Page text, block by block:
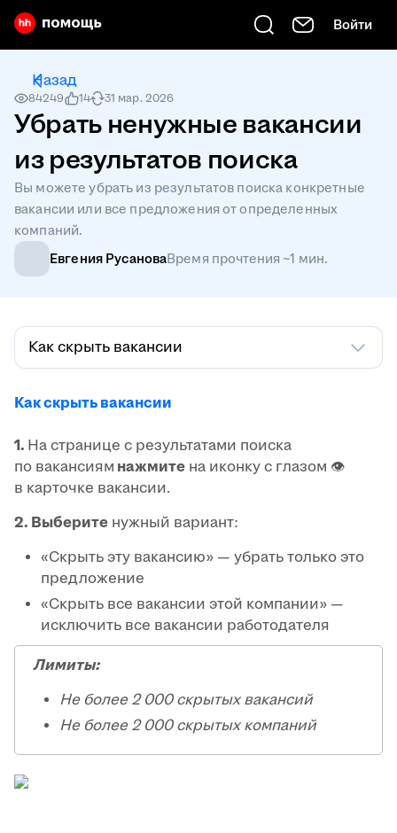
Войти
Назад
84249 14 31 мар. 2026
Убрать ненужные вакансии
из результатов поиска
Вы можете убрать из результатов поиска конкретные
вакансии или все предложения от определенных
компаний.
Евгения РусановаВремя прочтения ~1 мин.
Как скрыть вакансии
Как скрыть вакансии
1. На странице с результатами поиска
по вакансиям нажмите на иконку с глазом 👁️
в карточке вакансии.
2. Выберите нужный вариант:
«Скрыть эту вакансию» — убрать только это
предложение
«Скрыть все вакансии этой компании» —
исключить все вакансии работодателя
Лимиты:
Не более 2 000 скрытых вакансий
Не более 2 000 скрытых компаний